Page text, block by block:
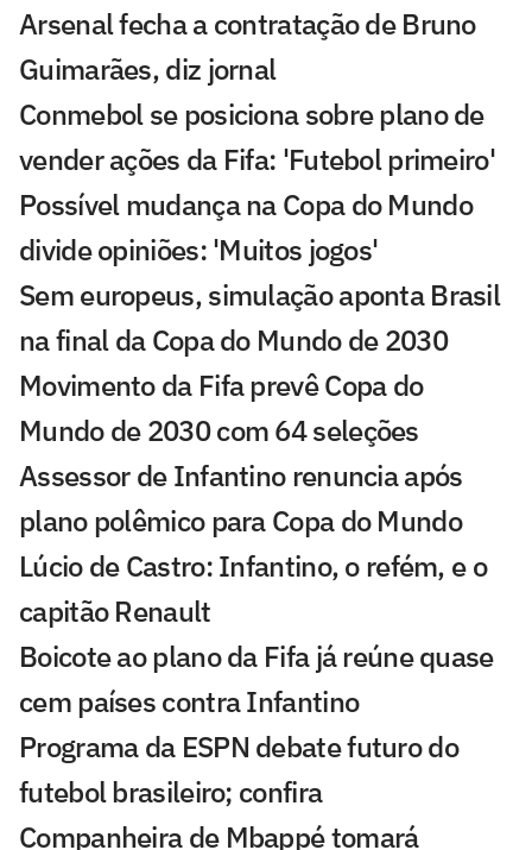
Arsenal fecha a contratação de Bruno
Guimarães, diz jornal
Conmebol se posiciona sobre plano de
vender ações da Fifa: 'Futebol primeiro'
Possível mudança na Copa do Mundo
divide opiniões: 'Muitos jogos'
Sem europeus, simulação aponta Brasil
na final da Copa do Mundo de 2030
Movimento da Fifa prevê Copa do
Mundo de 2030 com 64 seleções
Assessor de Infantino renuncia após
plano polêmico para Copa do Mundo
Lúcio de Castro: Infantino, o refém, e o
capitão Renault
Boicote ao plano da Fifa já reúne quase
cem países contra Infantino
Programa da ESPN debate futuro do
futebol brasileiro; confira
Companheira de Mbappé tomará